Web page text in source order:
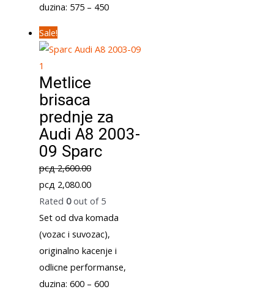
duzina: 575 – 450
Sale!
Metlice
brisaca
prednje za
Audi A8 2003-
09 Sparc
рсд2,600.00
Original
price
was:
рсд 2,600.00.
рсд 2,080.00Current
price
is:
рсд 2,080.00.
Rated 0out of 5
Set od dva komada
(vozac i suvozac),
originalno kacenje i
odlicne performanse,
duzina: 600 – 600